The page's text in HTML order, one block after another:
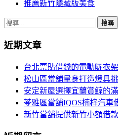
推薦新竹隱藏版美食
搜
關
近期文章
台北票貼借錢的電動曬衣
松山區當舖量身打造燈具
安定新屋選擇宜蘭賞鯨的
苓雅區當舖IQOS楠梓汽車
新竹當舖提供新竹小額借